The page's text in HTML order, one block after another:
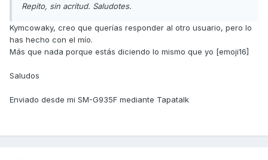
Repito, sin acritud. Saludotes.
Kymcowaky, creo que querías responder al otro usuario, pero lo
has hecho con el mío.
Más que nada porque estás diciendo lo mismo que yo [emoji16]
Saludos
Enviado desde mi SM-G935F mediante Tapatalk